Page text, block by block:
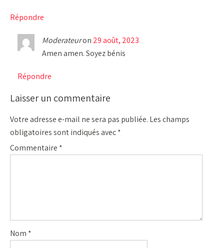
Répondre
Moderateuron 29 août, 2023
Amen amen. Soyez bénis
Répondre
Laisser un commentaire
Votre adresse e-mail ne sera pas publiée. Les champs
obligatoires sont indiqués avec*
Commentaire *
Nom *